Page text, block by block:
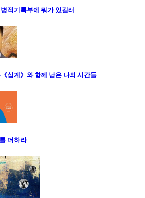
적기록부에 뭐가 있길래
십계》와 함께 남은 나의 시간들
더하라